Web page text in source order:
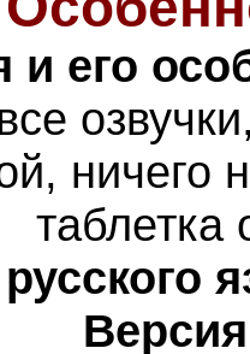
и его
ничего
таблетка